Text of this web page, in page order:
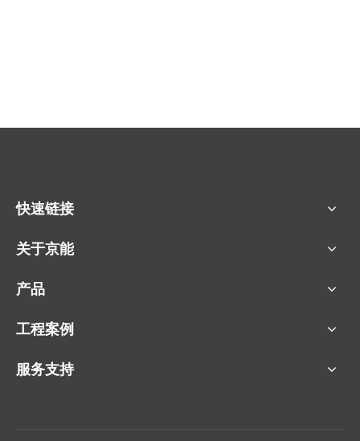
快速链接
关于京能
产品
工程案例
服务支持